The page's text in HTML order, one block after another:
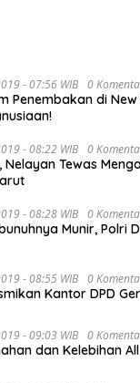
- 07:56 WIB 0
Penembakan di
- 08:22 WIB 0
Nelayan Tewas
- 08:28 WIB 0
Munir, Polri
- 08:55 WIB 0
Kantor DPD
- 09:03 WIB 0
dan Kelebihan